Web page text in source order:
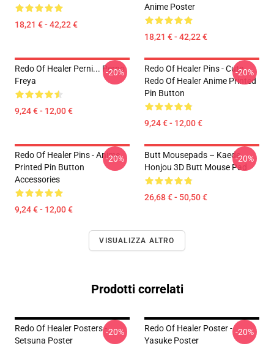
18,21 € - 42,22 €
Anime Poster
18,21 € - 42,22 €
Redo Of Healer Perni... Perno
Freya
9,24 € - 12,00 €
-20%
Redo Of Healer Pins - Cute
Redo Of Healer Anime Printed
Pin Button
9,24 € - 12,00 €
-20%
Redo Of Healer Pins - Anime
Printed Pin Button
Accessories
9,24 € - 12,00 €
-20%
Butt Mousepads – Kaede
Honjou 3D Butt Mouse Pad
26,68 € - 50,50 €
-20%
VISUALIZZA ALTRO
Prodotti correlati
Redo Of Healer Posters -
Setsuna Poster
-20%
Redo Of Healer Poster -
Yasuke Poster
-20%